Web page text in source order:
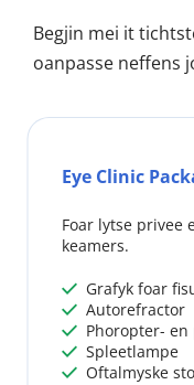
Begjin mei it
oanpasse neffens
Eye Clinic
Foar lytse privee
keamers.
 Grafyk foar
 Autorefractor
 Phoropter-
 Spleetlampe
 Oftalmyske